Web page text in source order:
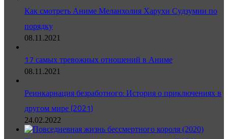
Как смотреть Аниме Меланхолия Харухи Судзумии по
порядку
08.11.2021
17 самых тревожных отношений в Аниме
08.11.2021
Реинкарнация безработного: История о приключениях в
другом мире (2021)
24.02.2022